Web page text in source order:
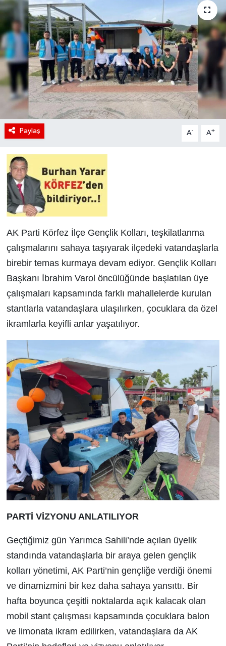
Paylaş A- A+
AK Parti Körfez İlçe Gençlik Kolları, teşkilatlanma
çalışmalarını sahaya taşıyarak ilçedeki vatandaşlarla
birebir temas kurmaya devam ediyor. Gençlik Kolları
Başkanı İbrahim Varol öncülüğünde başlatılan üye
çalışmaları kapsamında farklı mahallelerde kurulan
stantlarla vatandaşlara ulaşılırken, çocuklara da özel
ikramlarla keyifli anlar yaşatılıyor.
PARTİ VİZYONU ANLATILIYOR
Geçtiğimiz gün Yarımca Sahili’nde açılan üyelik
standında vatandaşlarla bir araya gelen gençlik
kolları yönetimi, AK Parti’nin gençliğe verdiği önemi
ve dinamizmini bir kez daha sahaya yansıttı. Bir
hafta boyunca çeşitli noktalarda açık kalacak olan
mobil stant çalışması kapsamında çocuklara balon
ve limonata ikram edilirken, vatandaşlara da AK